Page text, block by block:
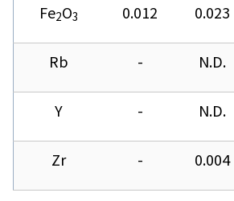
Fe2O3 0.012 0.023
Rb - N.D.
Y - N.D.
Zr - 0.004